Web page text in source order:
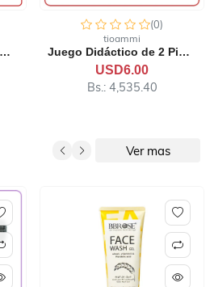
Juego Didáctico de 2 Pieza...
(0)
tioammi
Pista de Carreras 2.8 metr...
USD50.00
Bs.: 37,795.00
Ver mas